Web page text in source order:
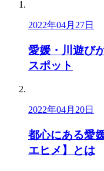
2022年04月27日
愛媛・川遊び
スポット
2022年04月20日
都心にある愛
エヒメ】とは